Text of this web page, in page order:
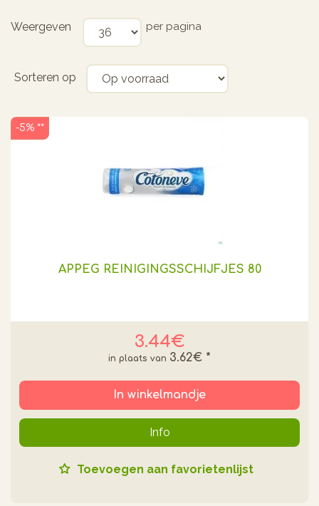
Weergeven per pagina
Sorteren op
APPEG REINIGINGSSCHIJFJES 80
3.44€
3.62€ *
-5% **
In winkelmandje
Info
Toevoegen aan favorietenlijst